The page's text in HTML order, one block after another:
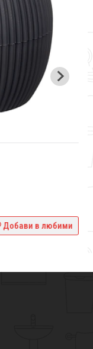
Добави в любими